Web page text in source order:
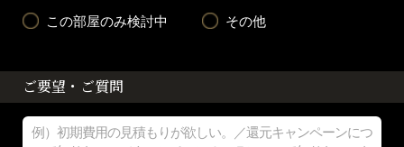
この部屋のみ検討中 その他
ご要望・ご質問